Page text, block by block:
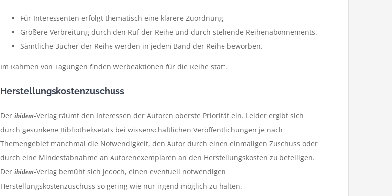
Für Interessenten erfolgt thematisch eine klarere Zuordnung.
Größere Verbreitung durch den Ruf der Reihe und durch stehende Reihenabonnements.
Sämtliche Bücher der Reihe werden in jedem Band der Reihe beworben.
Im Rahmen von Tagungen finden Werbeaktionen für die Reihe statt.
Herstellungskostenzuschuss
Der ibidem-Verlag räumt den Interessen der Autoren oberste Priorität ein. Leider ergibt sich
durch gesunkene Bibliotheksetats bei wissenschaftlichen Veröffentlichungen je nach
Themengebiet manchmal die Notwendigkeit, den Autor durch einen einmaligen Zuschuss oder
durch eine Mindestabnahme an Autorenexemplaren an den Herstellungskosten zu beteiligen.
Der ibidem-Verlag bemüht sich jedoch, einen eventuell notwendigen
Herstellungskostenzuschuss so gering wie nur irgend möglich zu halten.